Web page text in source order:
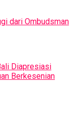
dari Ombudsman
Diapresiasi
Berkesenian